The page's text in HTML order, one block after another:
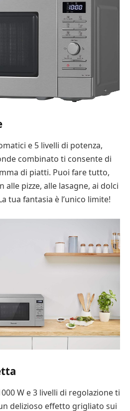
e 5 livelli di potenza,
combinato ti consente di
di piatti. Puoi fare tutto,
alle pizze, alle lasagne, ai dolci
tua fantasia è l’unico limite!
W e 3 livelli di regolazione ti
delizioso effetto grigliato sui